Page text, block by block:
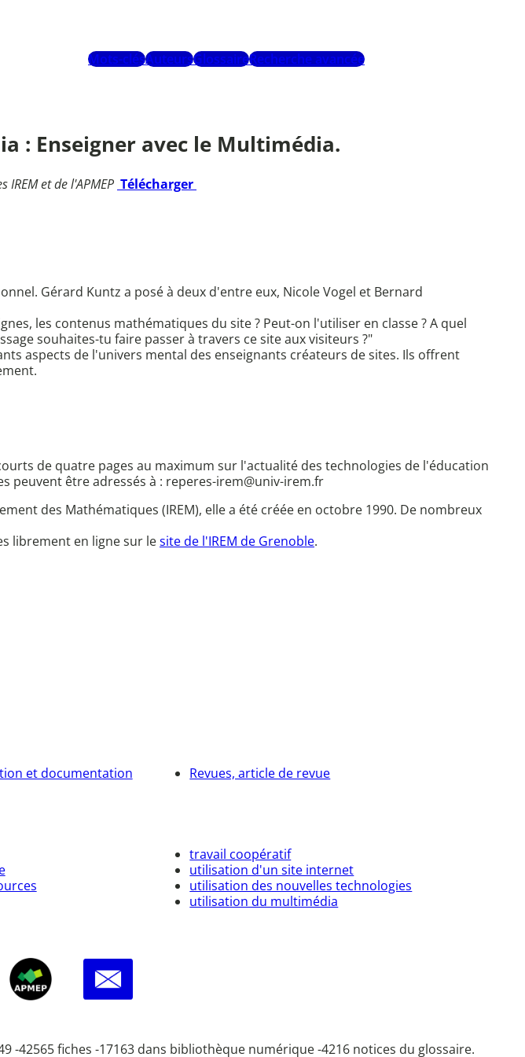
Mots-clésAuteursGlossaireRecherche avancée
: Enseigner avec le Multimédia.
et de l'APMEP Télécharger
Gérard Kuntz a posé à deux d'entre eux, Nicole Vogel et Bernard
les contenus mathématiques du site ? Peut-on l'utiliser en classe ? A quel
souhaites-tu faire passer à travers ce site aux visiteurs ?"
aspects de l'univers mental des enseignants créateurs de sites. Ils offrent
de quatre pages au maximum sur l'actualité des technologies de l'éducation
peuvent être adressés à : reperes-irem@univ-irem.fr
des Mathématiques (IREM), elle a été créée en octobre 1990. De nombreux
librement en ligne sur lesite de l'IREM de Grenoble.
et documentation Revues, article de revue
travail coopératif
utilisation d'un site internet
utilisation des nouvelles technologies
utilisation du multimédia
-42565 fiches -17163 dans bibliothèque numérique -4216 notices du glossaire.